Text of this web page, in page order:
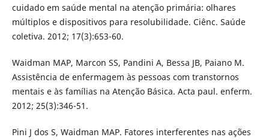
cuidado em saúde mental na atenção primária: olhares
múltiplos e dispositivos para resolubilidade. Ciênc. Saúde
coletiva. 2012; 17(3):653-60.
Waidman MAP, Marcon SS, Pandini A, Bessa JB, Paiano M.
Assistência de enfermagem às pessoas com transtornos
mentais e às famílias na Atenção Básica. Acta paul. enferm.
2012; 25(3):346-51.
Pini J dos S, Waidman MAP. Fatores interferentes nas ações